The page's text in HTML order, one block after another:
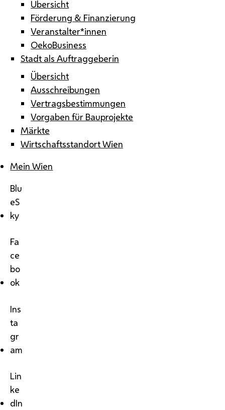
Übersicht
Förderung & Finanzierung
Veranstalter*innen
OekoBusiness
Stadt als Auftraggeberin
Übersicht
Ausschreibungen
Vertragsbestimmungen
Vorgaben für Bauprojekte
Märkte
Wirtschaftsstandort Wien
Mein Wien
Blu
eS
ky
Fa
ce
bo
ok
Ins
ta
gr
am
Lin
ke
dIn